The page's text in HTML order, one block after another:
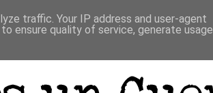
traffic. Your IP address and user-agent
ensure quality of service, generate usage